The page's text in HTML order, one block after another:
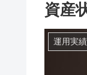
資産
運用実績